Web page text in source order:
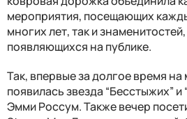
мероприятия, посещающих
многих лет, так и
появляющихся на публике.
Так, впервые за долгое время
появилась звезда “Бесстыжих” и
Эмми Россум. Также вечер